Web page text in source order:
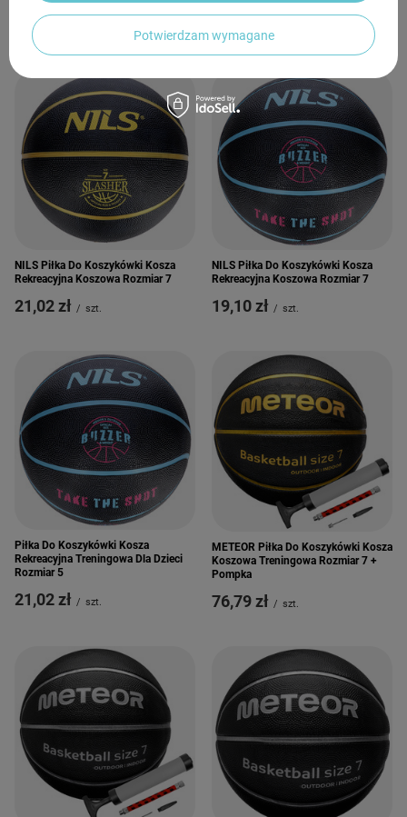
21,02 zł / szt.
NILS Piłka Do Koszykówki Kosza
Rekreacyjna Koszowa Rozmiar 7
21,02 zł / szt.
NILS Piłka Do Koszykówki Kosza
Rekreacyjna Koszowa Rozmiar 7
19,10 zł / szt.
Piłka Do Koszykówki Kosza
Rekreacyjna Treningowa Dla Dzieci
Rozmiar 5
21,02 zł / szt.
METEOR Piłka Do Koszykówki Kosza
Koszowa Treningowa Rozmiar 7 +
Pompka
76,79 zł / szt.
Potwierdzam wymagane